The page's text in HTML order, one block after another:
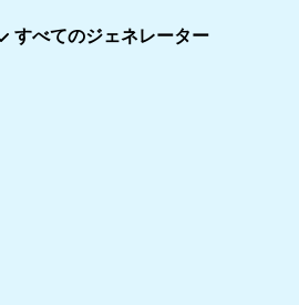
すべてのジェネレーター